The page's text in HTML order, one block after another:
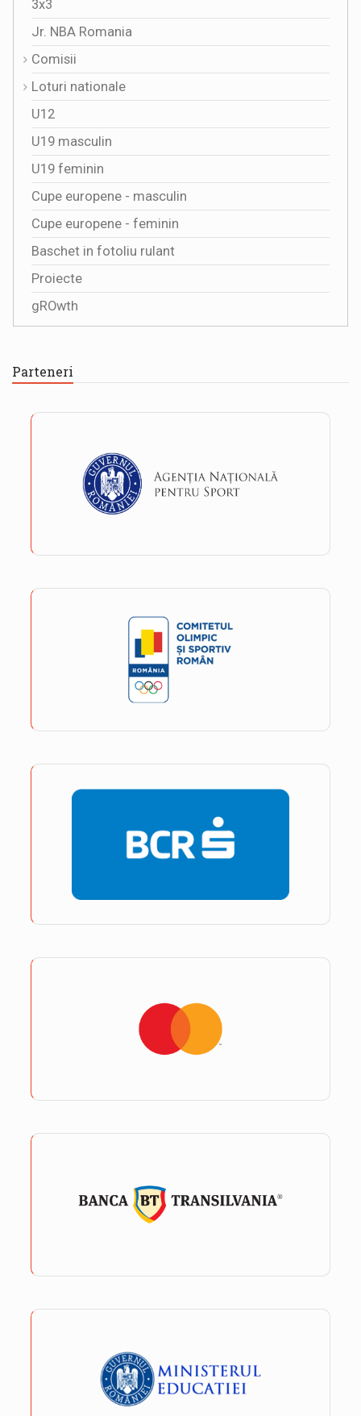
3x3
Jr. NBA Romania
Comisii
Loturi nationale
U12
U19 masculin
U19 feminin
Cupe europene - masculin
Cupe europene - feminin
Baschet in fotoliu rulant
Proiecte
gROwth
Parteneri